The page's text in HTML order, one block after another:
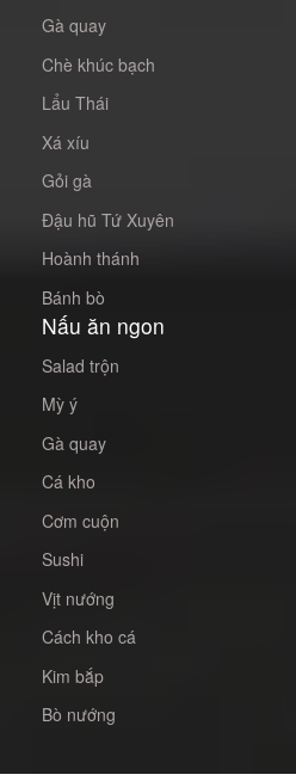
Gà quay
Chè khúc bạch
Lẩu Thái
Xá xíu
Gỏi gà
Đậu hũ Tứ Xuyên
Hoành thánh
Bánh bò
Nấu ăn ngon
Salad trộn
Mỳ ý
Gà quay
Cá kho
Cơm cuộn
Sushi
Vịt nướng
Cách kho cá
Kim bắp
Bò nướng